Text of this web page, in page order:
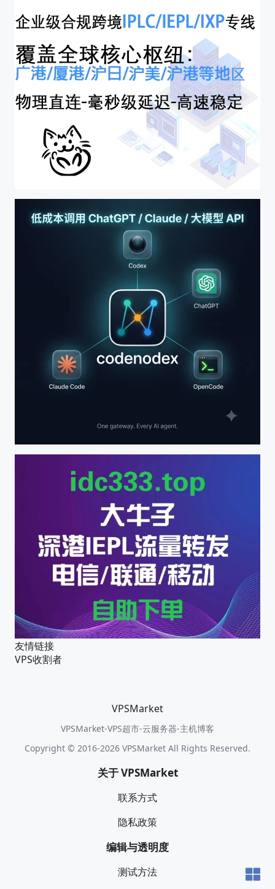
友情链接
VPS收割者
VPSMarket
VPSMarket-VPS超市-云服务器-主机博客
Copyright © 2016-2026 VPSMarket All Rights Reserved.
关于 VPSMarket
联系方式
隐私政策
编辑与透明度
测试方法